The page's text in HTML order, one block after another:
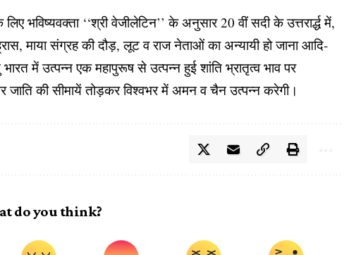
भविष्यवक्ता ‘‘श्री वेजीलेटिन’’ के अनुसार 20 वीं सदी के उत्तरार्द्ध में,
माया संग्रह की दौड़, लूट व राज नेताओं का अन्यायी हो जाना आदि-
में उत्पन्न एक महापुरूष से उत्पन्न हुई शांति भ्रातृत्व भाव पर
की सीमायें तोड़कर विश्वभर में अमन व चैन उत्पन्न करेगी।
do you think?